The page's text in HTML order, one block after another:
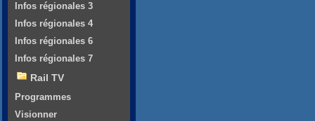
Infos régionales 3
Infos régionales 4
Infos régionales 6
Infos régionales 7
Rail TV
Programmes
Visionner